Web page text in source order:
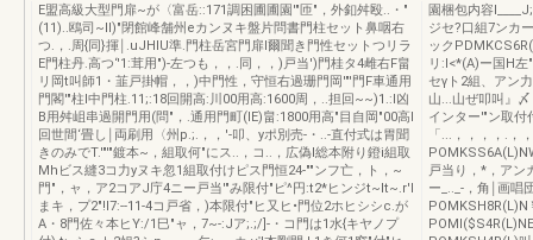
E盟高級大型門扉~が〈富岳::171調困圃圃園'"匝"，外釦舛殴..・"
(11)..鴎司~Il)"閉館峰舗州eカンヌキ盤片問書門柱セット鼻咽右
つ.，.周{同}揮￨.uJHIU準.門柱岳宮門扉l爾聞き門性セットつリラ
E門柱丹.高つ‘'1:茸用")-左つも，，.同，，)戸当')門桂タ4雌右F畠
リ岡t叫師1・韮戸掛帽，，)中門性，守恒右過珊門岡'"'門F車通用
門閣'"柱l中門柱.11;:18回開高:川00用高:1600周，..担回~~)1.:I凶
B用舛岨串過開門用(問"，.通用門町(lE)畠:1800用高"目自岡"00高l
回世間‘畳し￨両刷用〈州p.;.，，'-叩、yポ別売-・..-直付式は胃聞
きのみでT.'"'"鍍本~，組取何"にス..，コ..，広偽l総本附り鐙i組取
Mhビス縫3コ力yヌキ忽1組取付けピス門恒24-""ンフ亡，ト，~
門"，ャ，ア2コアJ庁4ニー戸当'"み限付"ピ^円:t2*ヒンジt~lt~.r'l
まキ，プ2"!l7:--11-4コ戸省，)本限付"ヒ又ヒ•門位2ホヒシシc.が
A・8門佐々本ヒY:/1巳"ャ，7~-:Jア;.;/]-・コ門は1水{キヤノプ
園梱包内容
ジセ?口組7ンカ
ック
リ:I<*(A)ー国H
セγト2組、アン
山...山ぜ叩叫』
インター'"ン取付
「...，，，，.，
戸当り，*，アン
ー_.._-，角￨画唱
POMKSH8R(L)N